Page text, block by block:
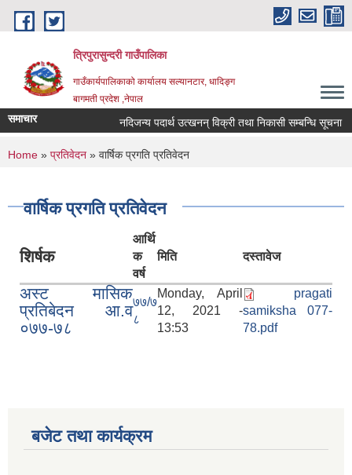
Skip to main content
त्रिपुरासुन्दरी गाउँपालिका
गाउँकार्यपालिकाको कार्यालय सल्यानटार, धादिङ्ग
बागमती प्रदेश ,नेपाल
समाचार नदिजन्य पदार्थ उत्खनन् विक्री तथा निकासी सम्बन्धि सूचना
You are here
Home » प्रतिवेदन » वार्षिक प्रगति प्रतिवेदन
वार्षिक प्रगति प्रतिवेदन
शिर्षक
आर्थि
क
वर्ष
मिति दस्तावेज
अस्ट मासिक
प्रतिबेदन आ.व
०७७-७८
७७/७
८
Monday, April
12, 2021 -
13:53
pragati
samiksha 077-
78.pdf
बजेट तथा कार्यक्रम